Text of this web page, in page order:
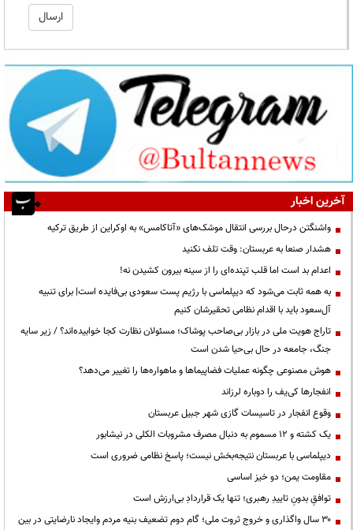
آخرین اخبار
واشنگتن درحال بررسی انتقال موشک‌های «آتاکامس» به اوکراین از طریق ترکیه
هشدار صنعا به عربستان: وقت تلف نکنید
اعدام بد است اما قلب تپنده‌ای را از سینه بیرون کشیدن نه!
به همه ثابت می‌شود که دیپلماسی با رژیم پست سعودی بی‌فایده است| برای تنبیه
آل‌سعود باید با اقدام نظامی تحقیرشان کنیم
تاراج هویت ملی در بازار بی‌صاحب پوشاک؛ مسئولان نظارت کجا خوابیده‌اند؟ / زیر سایه
جنگ، جامعه در حال بی‌حیا شدن است
هوش مصنوعی چگونه عملیات فضاپیماها و ماهواره‌ها را تغییر می‌دهد؟
انفجارها کی‌یف را دوباره لرزاند
وقوع انفجار در تاسیسات گازی شهر جبیل عربستان
یک کشته و ۱۲ مسموم به دنبال مصرف مشروبات الکلی در نیشابور
دیپلماسی با عربستان نتیجه‌بخش نیست؛ پاسخ نظامی ضروری است
مقاومت یمن؛ دو خیز اساسی
توافقِ بدونِ تاییدِ رهبری؛ تنها یک قراردادِ بی‌ارزش است
۳۰ سال واگذاری و خروج ثروت ملی؛ گام دوم تضعیف بنیه مردم وایجاد نارضایتی در بین